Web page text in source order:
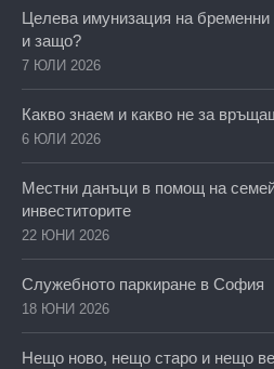
Целева имунизация на
и защо?
7 ЮЛИ 2026
Какво знаем и какво не за
6 ЮЛИ 2026
Местни данъци в помощ на
инвеститорите
22 ЮНИ 2026
Служебното паркиране в София
18 ЮНИ 2026
Нещо ново, нещо старо и нещо